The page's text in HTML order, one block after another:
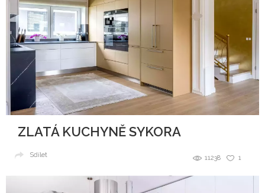
ZLATÁ KUCHYNĚ SYKORA
1
11238
Sdílet